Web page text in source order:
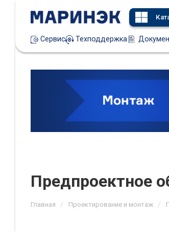
Сервис Техподдержка
Предпроектное
Главная / Проектирование и монтаж /